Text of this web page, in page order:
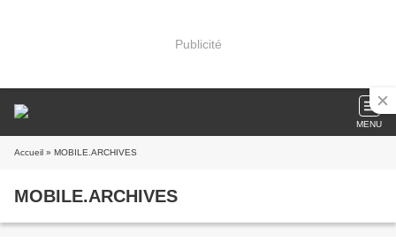
Publicité
MENU
Accueil » MOBILE.ARCHIVES
MOBILE.ARCHIVES